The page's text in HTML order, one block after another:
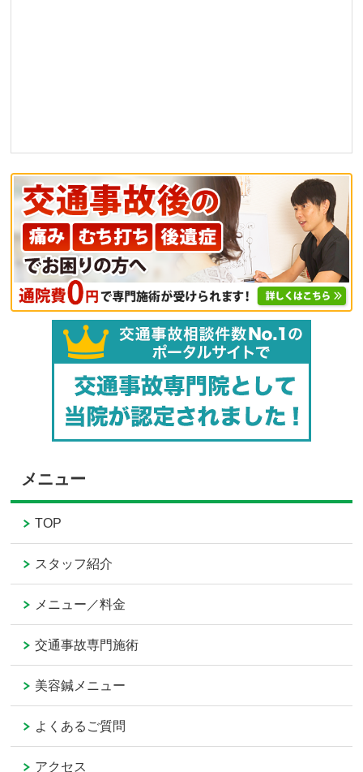
メニュー
TOP
スタッフ紹介
メニュー／料金
交通事故専門施術
美容鍼メニュー
よくあるご質問
アクセス